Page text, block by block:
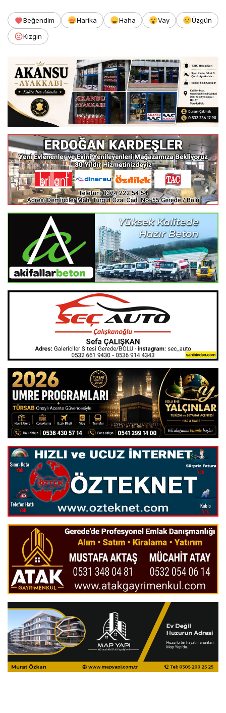
Beğendim Harika Haha Vay
Üzgün
Kızgın